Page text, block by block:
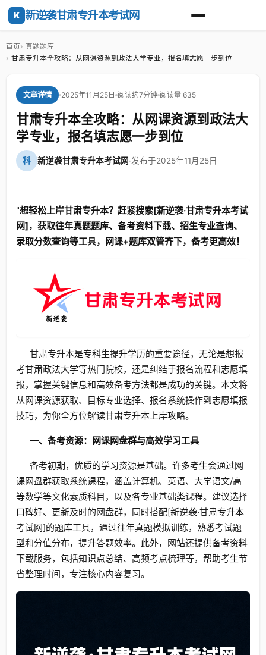
K 新逆袭甘肃专升本考试网
首页
真题题库
甘肃专升本全攻略：从网课资源到政法大学专业，报名填志愿一步到位
文章详情 2025年11月25日 阅读约7分钟 阅读量 635
甘肃专升本全攻略：从网课资源到政法大
学专业，报名填志愿一步到位
科 新逆袭甘肃专升本考试网·发布于2025年11月25日
"想轻松上岸甘肃专升本？赶紧搜索[新逆袭·甘肃专升本考试
网]，获取往年真题题库、备考资料下载、招生专业查询、
录取分数查询等工具，网课+题库双管齐下，备考更高效！
甘肃专升本是专科生提升学历的重要途径，无论是想报
考甘肃政法大学等热门院校，还是纠结于报名流程和志愿填
报，掌握关键信息和高效备考方法都是成功的关键。本文将
从网课资源获取、目标专业选择、报名系统操作到志愿填报
技巧，为你全方位解读甘肃专升本上岸攻略。
一、备考资源：网课网盘群与高效学习工具
备考初期，优质的学习资源是基础。许多考生会通过网
课网盘群获取系统课程，涵盖计算机、英语、大学语文/高
等数学等文化素质科目，以及各专业基础类课程。建议选择
口碑好、更新及时的网盘群，同时搭配[新逆袭·甘肃专升本
考试网]的题库工具，通过往年真题模拟训练，熟悉考试题
型和分值分布，提升答题效率。此外，网站还提供备考资料
下载服务，包括知识点总结、高频考点梳理等，帮助考生节
省整理时间，专注核心内容复习。